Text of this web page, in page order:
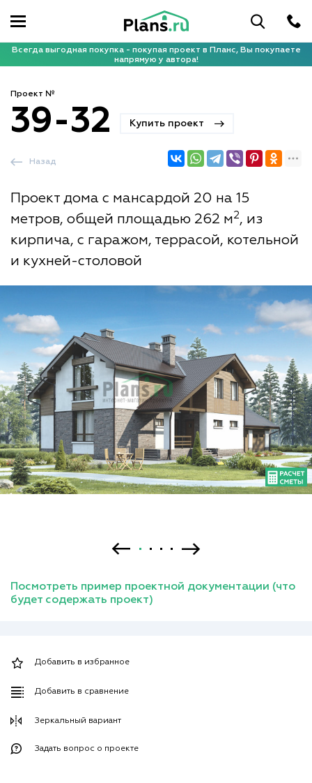
Всегда выгодная покупка - покупая проект в Планс, Вы покупаете
напрямую у автора!
Проект №
39-32 Купить проект
Проект дома с мансардой 20 на 15
метров, общей площадью 262 м2, из
кирпича, с гаражом, террасой, котельной
и кухней-столовой
Назад
Посмотреть пример проектной документации (что
будет содержать проект)
Добавить в избранное
Добавить в сравнение
Зеркальный вариант
Задать вопрос о проекте